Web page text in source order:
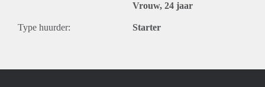
Vrouw, 24 jaar
Type huurder: Starter